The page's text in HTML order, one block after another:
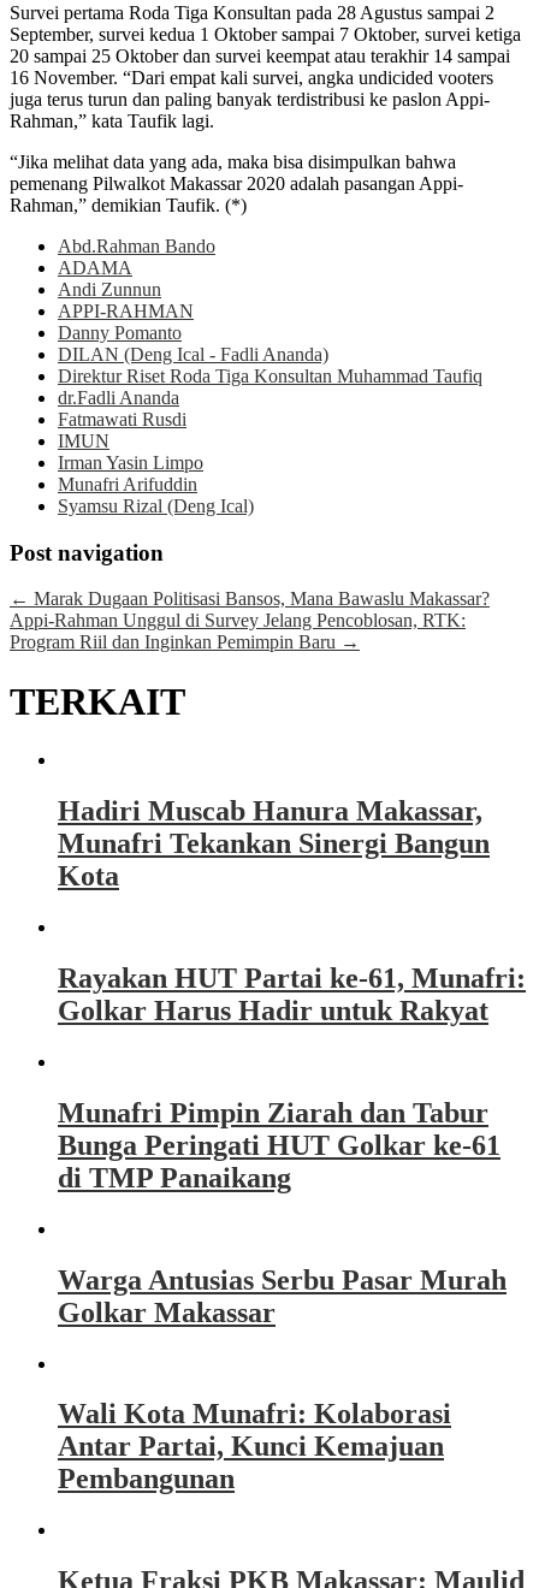
Survei pertama Roda Tiga Konsultan pada 28 Agustus sampai 2
September, survei kedua 1 Oktober sampai 7 Oktober, survei ketiga
20 sampai 25 Oktober dan survei keempat atau terakhir 14 sampai
16 November. “Dari empat kali survei, angka undicided vooters
juga terus turun dan paling banyak terdistribusi ke paslon Appi-
Rahman,” kata Taufik lagi.
“Jika melihat data yang ada, maka bisa disimpulkan bahwa
pemenang Pilwalkot Makassar 2020 adalah pasangan Appi-
Rahman,” demikian Taufik. (*)
Abd.Rahman Bando
ADAMA
Andi Zunnun
APPI-RAHMAN
Danny Pomanto
DILAN (Deng Ical - Fadli Ananda)
Direktur Riset Roda Tiga Konsultan Muhammad Taufiq
dr.Fadli Ananda
Fatmawati Rusdi
IMUN
Irman Yasin Limpo
Munafri Arifuddin
Syamsu Rizal (Deng Ical)
Post navigation
← Marak Dugaan Politisasi Bansos, Mana Bawaslu Makassar?
Appi-Rahman Unggul di Survey Jelang Pencoblosan, RTK:
Program Riil dan Inginkan Pemimpin Baru →
TERKAIT
Hadiri Muscab Hanura Makassar,
Munafri Tekankan Sinergi Bangun
Kota
Rayakan HUT Partai ke-61, Munafri:
Golkar Harus Hadir untuk Rakyat
Munafri Pimpin Ziarah dan Tabur
Bunga Peringati HUT Golkar ke-61
di TMP Panaikang
Warga Antusias Serbu Pasar Murah
Golkar Makassar
Wali Kota Munafri: Kolaborasi
Antar Partai, Kunci Kemajuan
Pembangunan
Ketua Fraksi PKB Makassar: Maulid